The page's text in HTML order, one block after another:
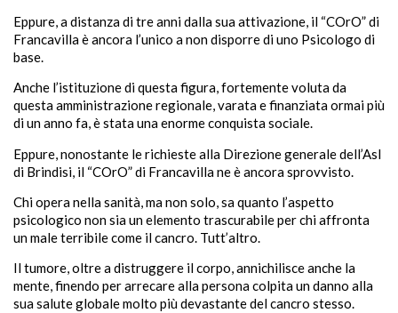
Eppure, a distanza di tre anni dalla sua attivazione, il “COrO” di
Francavilla è ancora l’unico a non disporre di uno Psicologo di
base.
Anche l’istituzione di questa figura, fortemente voluta da
questa amministrazione regionale, varata e finanziata ormai più
di un anno fa, è stata una enorme conquista sociale.
Eppure, nonostante le richieste alla Direzione generale dell’Asl
di Brindisi, il “COrO” di Francavilla ne è ancora sprovvisto.
Chi opera nella sanità, ma non solo, sa quanto l’aspetto
psicologico non sia un elemento trascurabile per chi affronta
un male terribile come il cancro. Tutt’altro.
Il tumore, oltre a distruggere il corpo, annichilisce anche la
mente, finendo per arrecare alla persona colpita un danno alla
sua salute globale molto più devastante del cancro stesso.